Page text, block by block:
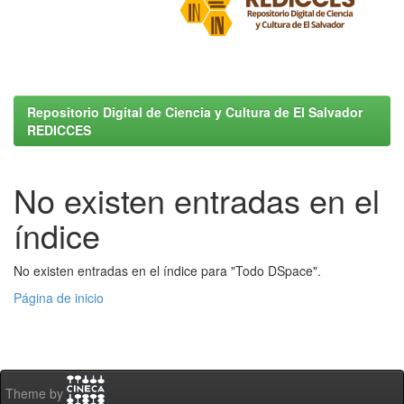
Repositorio Digital de Ciencia y Cultura de El Salvador
REDICCES
No existen entradas en el
índice
No existen entradas en el índice para "Todo DSpace".
Página de inicio
Theme by